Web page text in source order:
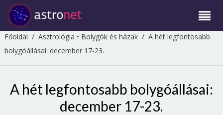
Főoldal / Asztrológia • Bolygók és házak/ A hét legfontosabb
bolygóállásai: december 17-23.
A hét legfontosabb bolygóállásai:
december 17-23.